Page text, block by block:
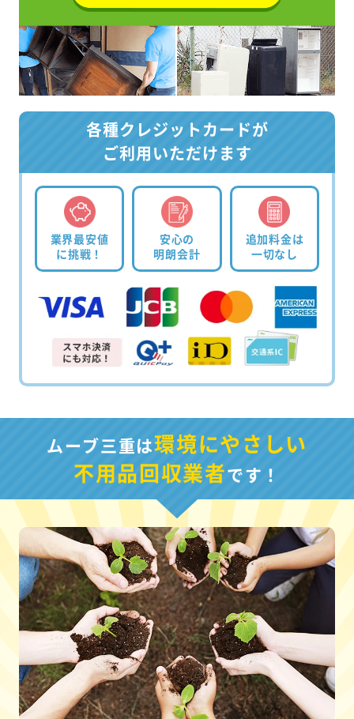
各種クレジットカードが
ご利用いただけます
業界最安値
に挑戦！
安心の
明朗会計
追加料金は
一切なし
ムーブ三重は環境にやさしい
不用品回収業者です！